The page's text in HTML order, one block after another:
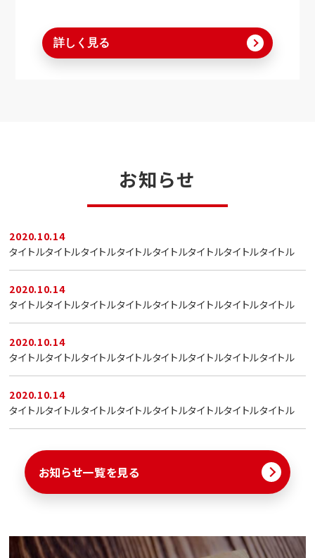
詳しく見る
お知らせ
2020.10.14
タイトルタイトルタイトルタイトルタイトルタイトルタイトルタイトル
2020.10.14
タイトルタイトルタイトルタイトルタイトルタイトルタイトルタイトル
2020.10.14
タイトルタイトルタイトルタイトルタイトルタイトルタイトルタイトル
2020.10.14
タイトルタイトルタイトルタイトルタイトルタイトルタイトルタイトル
お知らせ一覧を見る